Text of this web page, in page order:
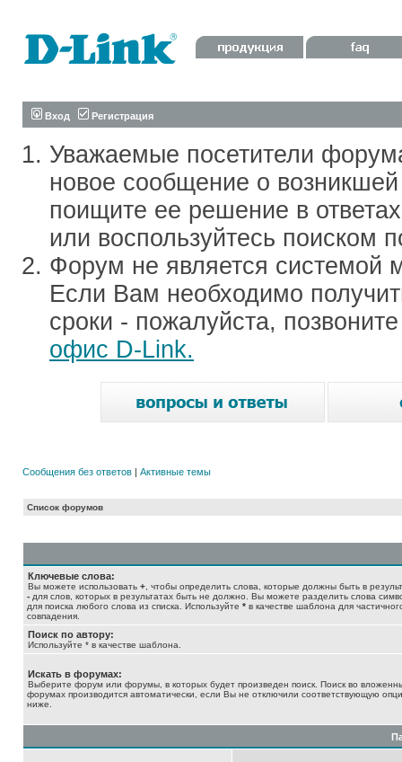
Вход Регистрация
Уважаемые посетители
новое сообщение о
поищите ее решение в
или воспользуйтесь поиском
Форум не является системой
Если Вам необходимо
сроки - пожалуйста,
офис D-Link.
Сообщения без ответов | Активные темы
Список форумов
Ключевые слова:
Вы можете использовать + , чтобы определить слова, которые должны быть в
- для слов, которых в результатах быть не должно. Вы можете разделить слова
для поиска любого слова из списка. Используйте * в качестве шаблона для
совпадения.
Поиск по автору:
Используйте * в качестве шаблона.
Искать в форумах:
Выберите форум или форумы, в которых будет произведен поиск. Поиск во
форумах производится автоматически, если Вы не отключили соответствующую
ниже.